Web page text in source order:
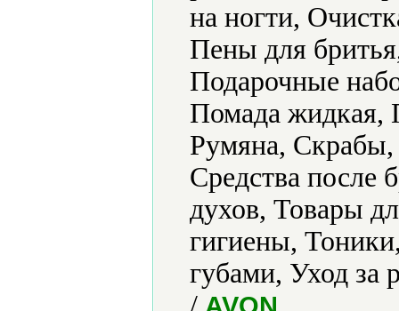
на ногти,
Пены для
Подарочные
Помада жидкая,
Румяна, Скрабы,
Средства после
духов, Товары
гигиены,
губами, Уход